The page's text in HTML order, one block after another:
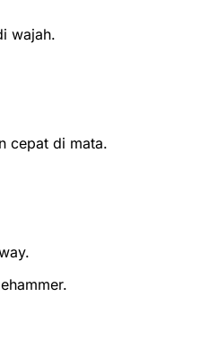
wajah.
cepat di mata.